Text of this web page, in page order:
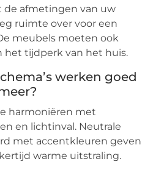
afmetingen van uw
ruimte over voor een
meubels moeten ook
het tijdperk van het huis.
werken goed
harmoniëren met
en lichtinval. Neutrale
met accentkleuren geven
warme uitstraling.